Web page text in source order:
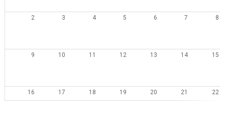
2 3 4 5 6 7 8
9 10 11 12 13 14 15
16 17 18 19 20 21 22